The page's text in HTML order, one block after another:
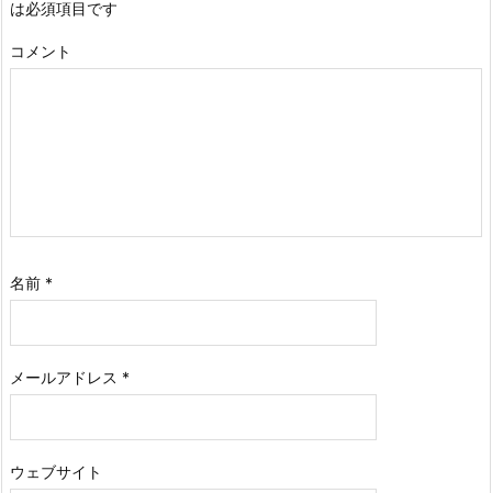
は必須項目です
コメント
名前 *
メールアドレス *
ウェブサイト